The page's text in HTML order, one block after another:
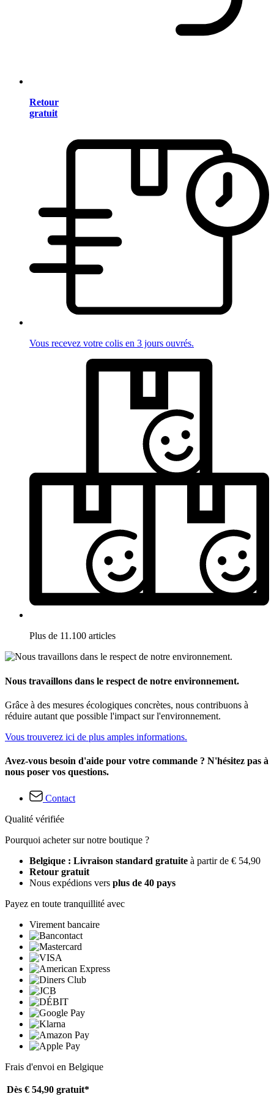
Retour
gratuit
Vous recevez votre colis en 3 jours ouvrés.
Plus de 11.100 articles
Nous travaillons dans le respect de notre environnement.
Grâce à des mesures écologiques concrètes, nous contribuons à
réduire autant que possible l'impact sur l'environnement.
Vous trouverez ici de plus amples informations.
Avez-vous besoin d'aide pour votre commande ? N'hésitez pas à
nous poser vos questions.
Contact
Qualité vérifiée
Pourquoi acheter sur notre boutique ?
Belgique : Livraison standard gratuite à partir de € 54,90
Retour gratuit
Nous expédions vers plus de 40 pays
Payez en toute tranquillité avec
Virement bancaire
Frais d'envoi en Belgique
Dès € 54,90 gratuit*